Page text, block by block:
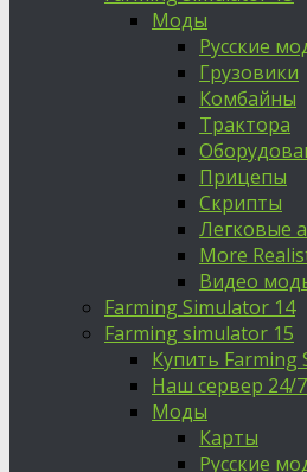
Моды
Русские
Грузовики
Комбайны
Трактора
Прицепы
Скрипты
Легковые
More
Видео
Farming Simulator 14
Farming simulator 15
Купить Farming
Наш сервер 24/7
Моды
Карты
Русские